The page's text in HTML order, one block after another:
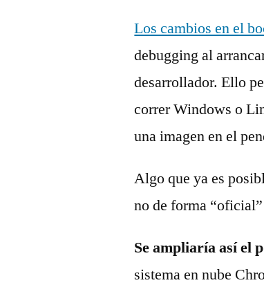
Los cambios en el
debugging al
desarrollador. Ello
correr Windows o
una imagen en el
Algo que ya es
no de forma
Se ampliaría así el
sistema en nube